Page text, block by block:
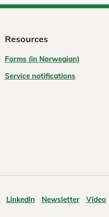
Resources
Forms (in Norwegian)
Service notifications
LinkedIn Newsletter Video